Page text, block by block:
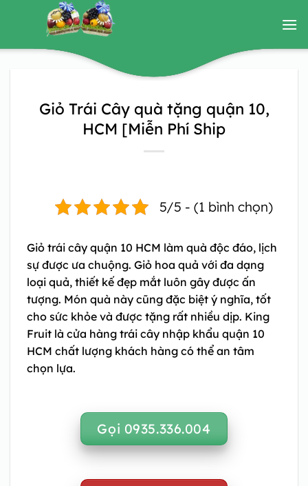
Giỏ Trái Cây quà tặng quận 10,
HCM [Miễn Phí Ship
5/5 - (1 bình chọn)
Giỏ trái cây quận 10 HCM làm quà độc đáo, lịch
sự được ưa chuộng. Giỏ hoa quả với đa dạng
loại quả, thiết kế đẹp mắt luôn gây được ấn
tượng. Món quà này cũng đặc biệt ý nghĩa, tốt
cho sức khỏe và được tặng rất nhiều dịp. King
Fruit là cửa hàng trái cây nhập khẩu quận 10
HCM chất lượng khách hàng có thể an tâm
chọn lựa.
Gọi 0935.336.004